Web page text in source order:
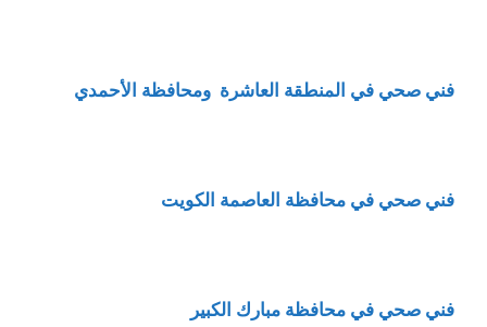
فني صحي في المنطقة العاشرة ومحافظة الأحمدي
فني صحي في محافظة العاصمة الكويت
فني صحي في محافظة مبارك الكبير